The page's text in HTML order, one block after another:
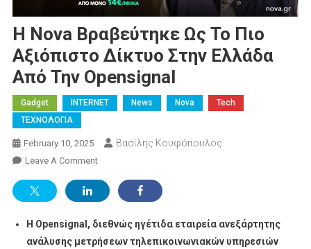
Η Nova Βραβεύτηκε Ως Το Πιο
Αξιόπιστο Δίκτυο Στην Ελλάδα
Από Την Opensignal
Gadget INTERNET News Nova
Tech
ΤΕΧΝΟΛΟΓΙΑ
February 10, 2025 Βασίλης Κουφόπουλος
Leave A CommentOn
Nova
Ως
Το
Η Opensignal , διεθνώς ηγέτιδα εταιρεία ανεξάρτητης
ανάλυσης μετρήσεων τηλεπικοινωνιακών υπηρεσιών